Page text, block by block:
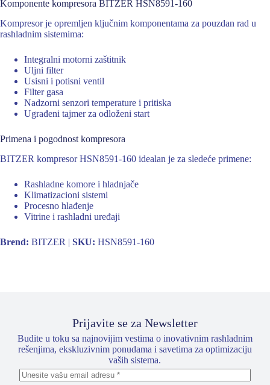
Komponente kompresora BITZER HSN8591-160
Kompresor je opremljen ključnim komponentama za pouzdan rad u
rashladnim sistemima:
Integralni motorni zaštitnik
Uljni filter
Usisni i potisni ventil
Filter gasa
Nadzorni senzori temperature i pritiska
Ugrađeni tajmer za odloženi start
Primena i pogodnost kompresora
BITZER kompresor HSN8591-160 idealan je za sledeće primene:
Rashladne komore i hladnjače
Klimatizacioni sistemi
Procesno hlađenje
Vitrine i rashladni uređaji
Brend: BITZER | SKU: HSN8591-160
Prijavite se za Newsletter
Budite u toku sa najnovijim vestima o inovativnim rashladnim
rešenjima, ekskluzivnim ponudama i savetima za optimizaciju
vaših sistema.